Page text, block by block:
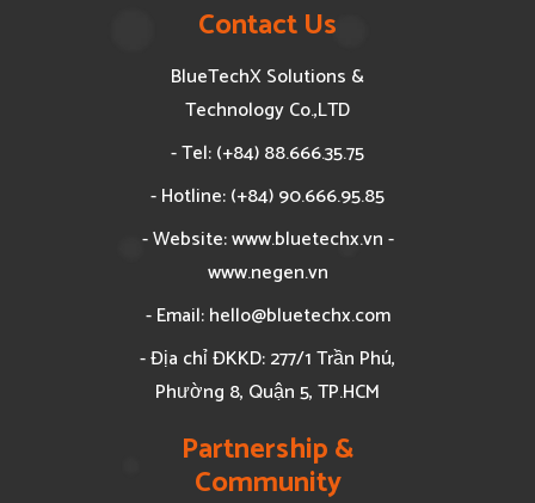
Contact Us
BlueTechX Solutions &
Technology Co.,LTD
- Tel: (+84) 88.666.35.75
- Hotline: (+84) 90.666.95.85
- Website: www.bluetechx.vn -
www.negen.vn
- Email:hello@bluetechx.com
- Địa chỉ ĐKKD: 277/1 Trần Phú,
Phường 8, Quận 5, TP.HCM
Partnership &
Community